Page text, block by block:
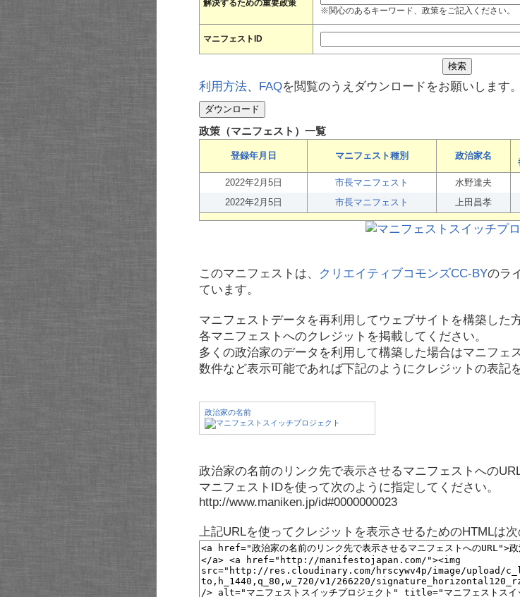
解決するための重要政策
※関心のあるキーワード、政策をご記入ください。
マニフェストID
利用方法、 FAQを閲覧のうえダウンロードをお願いします。
政策（マニフェスト）一覧
登録年月日 マニフェスト種別 政治家名
2022年2月5日
市長マニフェスト 水野達夫
2022年2月5日
市長マニフェスト 上田昌孝
このマニフェストは、 クリエイティブコモンズCC-BYのラ
ています。
マニフェストデータを再利用してウェブサイトを構築した方
各マニフェストへのクレジットを掲載してください。
多くの政治家のデータを利用して構築した場合はマニフェ
数件など表示可能であれば下記のようにクレジットの表記
政治家の名前
政治家の名前のリンク先で表示させるマニフェストへのURL
マニフェストIDを使って次のように指定してください。
http://www.maniken.jp/id#0000000023
上記URLを使ってクレジットを表示させるためのHTMLは次